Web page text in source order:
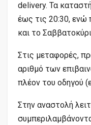
delivery. Τα
έως τις 20:30, ενώ
και το
Στις μεταφορές,
αριθμό των
πλέον του οδηγού
Στην αναστολή